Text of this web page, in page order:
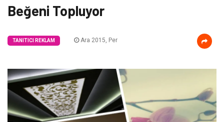
Beğeni Topluyor
TANITICI REKLAM Ara 2015, Per